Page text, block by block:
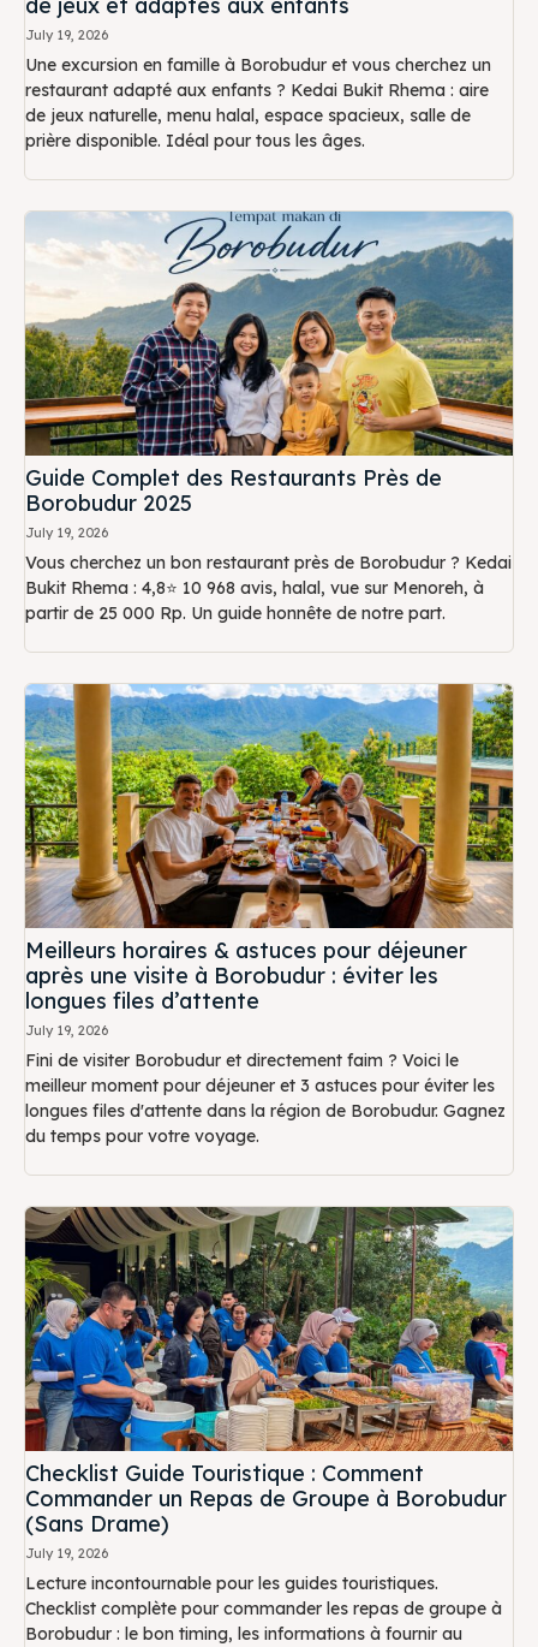
de jeux et adaptés aux enfants
July 19, 2026
Une excursion en famille à Borobudur et vous cherchez un
restaurant adapté aux enfants ? Kedai Bukit Rhema : aire
de jeux naturelle, menu halal, espace spacieux, salle de
prière disponible. Idéal pour tous les âges.
Guide Complet des Restaurants Près de
Borobudur 2025
July 19, 2026
Vous cherchez un bon restaurant près de Borobudur ? Kedai
Bukit Rhema : 4,8⭐ 10 968 avis, halal, vue sur Menoreh, à
partir de 25 000 Rp. Un guide honnête de notre part.
Meilleurs horaires & astuces pour déjeuner
après une visite à Borobudur : éviter les
longues files d’attente
July 19, 2026
Fini de visiter Borobudur et directement faim ? Voici le
meilleur moment pour déjeuner et 3 astuces pour éviter les
longues files d'attente dans la région de Borobudur. Gagnez
du temps pour votre voyage.
Checklist Guide Touristique : Comment
Commander un Repas de Groupe à Borobudur
(Sans Drame)
July 19, 2026
Lecture incontournable pour les guides touristiques.
Checklist complète pour commander les repas de groupe à
Borobudur : le bon timing, les informations à fournir au